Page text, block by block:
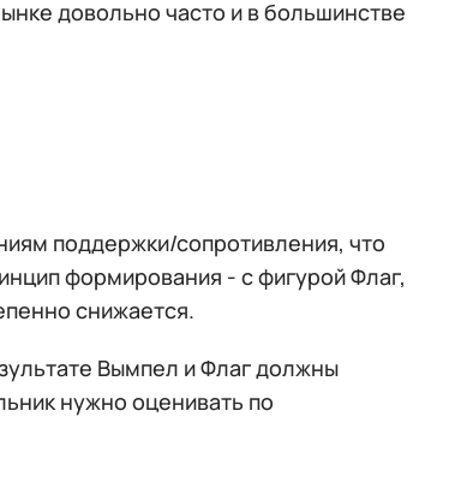
довольно часто и в большинстве
поддержки/сопротивления, что
формирования - с фигурой Флаг,
снижается.
Вымпел и Флаг должны
нужно оценивать по